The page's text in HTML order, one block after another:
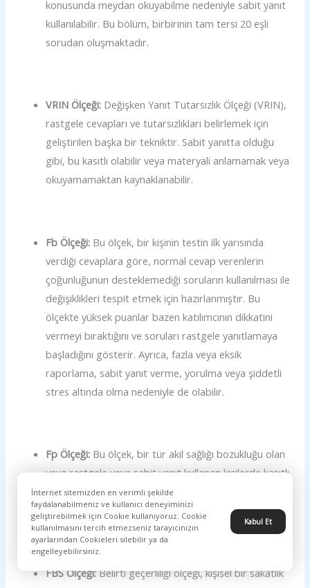
konusunda meydan okuyabilme nedeniyle sabit yanıt
kullanılabilir. Bu bölüm, birbirinin tam tersi 20 eşli
sorudan oluşmaktadır.
VRIN Ölçeği: Değişken Yanıt Tutarsızlık Ölçeği (VRIN),
rastgele cevapları ve tutarsızlıkları belirlemek için
geliştirilen başka bir tekniktir. Sabit yanıtta olduğu
gibi, bu kasıtlı olabilir veya materyali anlamamak veya
okuyamamaktan kaynaklanabilir.
Fb Ölçeği: Bu ölçek, bir kişinin testin ilk yarısında
verdiği cevaplara göre, normal cevap verenlerin
çoğunluğunun desteklemediği soruların kullanılması ile
değişiklikleri tespit etmek için hazırlanmıştır. Bu
ölçekte yüksek puanlar bazen katılımcının dikkatini
vermeyi bıraktığını ve soruları rastgele yanıtlamaya
başladığını gösterir. Ayrıca, fazla veya eksik
raporlama, sabit yanıt verme, yorulma veya şiddetli
stres altında olma nedeniyle de olabilir.
Fp Ölçeği: Bu ölçek, bir tür akıl sağlığı bozukluğu olan
veya rastgele veya sabit yanıt kullanan kişilerde kasıtlı
olarak aşırı bildirimi tespit etmeye yardımcı
olmaktadır.
FBS Ölçeği:Belirti geçerliliği ölçeği, kişisel bir sakatlık
İnternet sitemizden en verimli şekilde
faydalanabilmeniz ve kullanıcı deneyiminizi
geliştirebilmek için Cookie kullanıyoruz. Cookie
kullanılmasını tercih etmezseniz tarayıcınızın
ayarlarından Cookieleri silebilir ya da
engelleyebilirsiniz.
Kabul Et